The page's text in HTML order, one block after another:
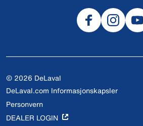
© 2026 DeLaval
DeLaval.com Informasjonskapsler
Personvern
DEALER LOGIN